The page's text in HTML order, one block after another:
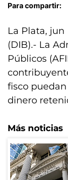
Para compartir:
La Plata, jun
(DIB).- La
Públicos
fisco
dinero
Más noticias